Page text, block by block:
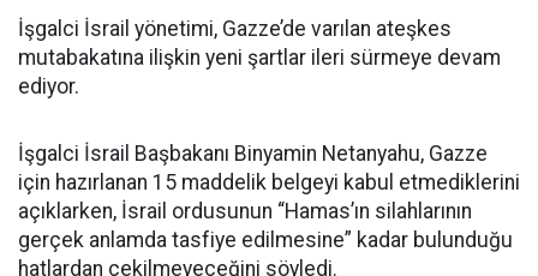
İşgalci İsrail yönetimi, Gazze’de varılan ateşkes
mutabakatına ilişkin yeni şartlar ileri sürmeye devam
ediyor.
İşgalci İsrail Başbakanı Binyamin Netanyahu, Gazze
için hazırlanan 15 maddelik belgeyi kabul etmediklerini
açıklarken, İsrail ordusunun “Hamas’ın silahlarının
gerçek anlamda tasfiye edilmesine” kadar bulunduğu
hatlardan çekilmeyeceğini söyledi.